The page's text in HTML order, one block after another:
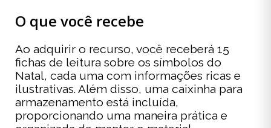
O que você recebe
Ao adquirir o recurso, você receberá 15
fichas de leitura sobre os símbolos do
Natal, cada uma com informações ricas e
ilustrativas. Além disso, uma caixinha para
armazenamento está incluída,
proporcionando uma maneira prática e